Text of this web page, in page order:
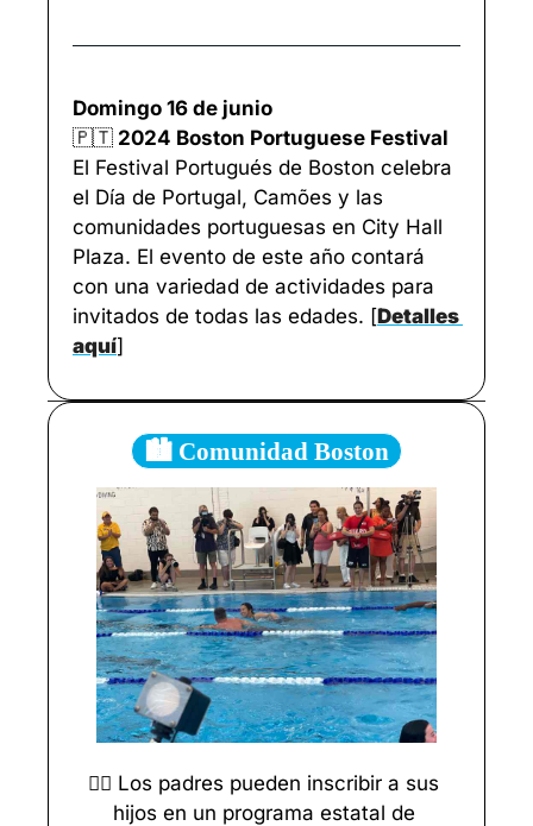
Domingo 16 de junio
🇵🇹 2024 Boston Portuguese Festival
El Festival Portugués de Boston celebra
el Día de Portugal, Camões y las
comunidades portuguesas en City Hall
Plaza. El evento de este año contará
con una variedad de actividades para
invitados de todas las edades. [Detalles
aquí]
🏙️ Comunidad Boston
🏊‍♀️ Los padres pueden inscribir a sus
hijos en un programa estatal de